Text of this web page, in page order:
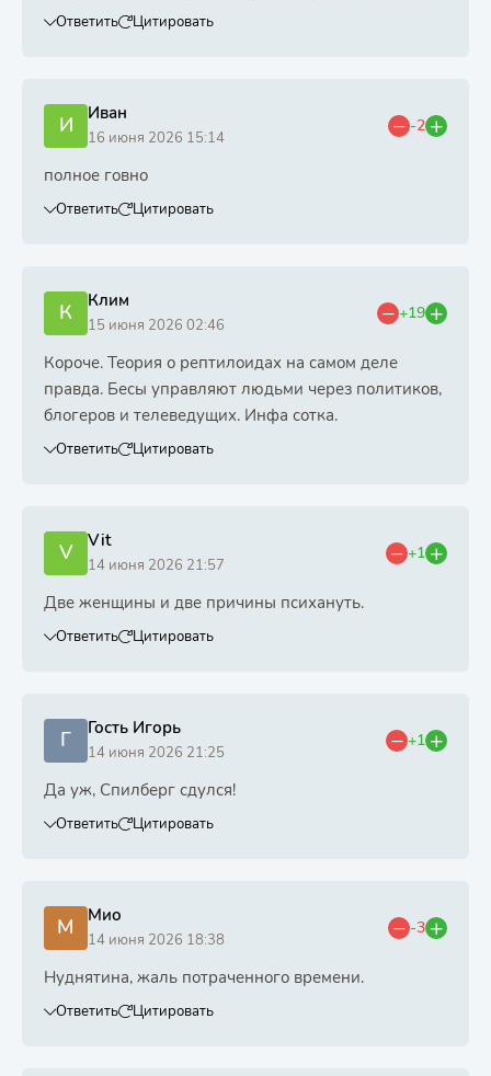
Ответить Цитировать
И Иван
16 июня 2026 15:14
-2
полное говно
Ответить Цитировать
К Клим
15 июня 2026 02:46
+19
Короче. Теория о рептилоидах на самом деле
правда. Бесы управляют людьми через политиков,
блогеров и телеведущих. Инфа сотка.
Ответить Цитировать
V Vit
14 июня 2026 21:57
+1
Две женщины и две причины психануть.
Ответить Цитировать
Г Гость Игорь
14 июня 2026 21:25
+1
Да уж, Спилберг сдулся!
Ответить Цитировать
М Мио
14 июня 2026 18:38
-3
Нуднятина, жаль потраченного времени.
Ответить Цитировать